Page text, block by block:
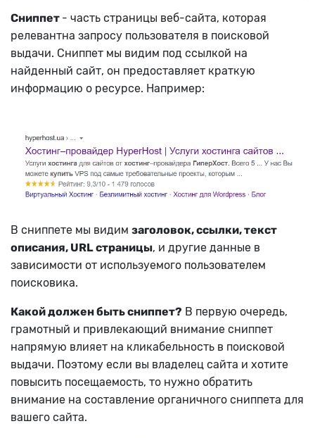
Сниппет - часть страницы веб-сайта, которая
релевантна запросу пользователя в поисковой
выдачи. Сниппет мы видим под ссылкой на
найденный сайт, он предоставляет краткую
информацию о ресурсе. Например:
В сниппете мы видим заголовок, ссылки, текст
описания, URL страницы, и другие данные в
зависимости от используемого пользователем
поисковика.
Какой должен быть сниппет? В первую очередь,
грамотный и привлекающий внимание сниппет
напрямую влияет на кликабельность в поисковой
выдачи. Поэтому если вы владелец сайта и хотите
повысить посещаемость, то нужно обратить
внимание на составление органичного сниппета для
вашего сайта.